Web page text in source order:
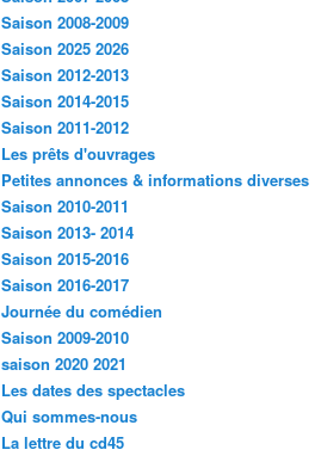
Saison 2008-2009
Saison 2025 2026
Saison 2012-2013
Saison 2014-2015
Saison 2011-2012
Les prêts d'ouvrages
Petites annonces & informations diverses
Saison 2010-2011
Saison 2013- 2014
Saison 2015-2016
Saison 2016-2017
Journée du comédien
Saison 2009-2010
saison 2020 2021
Les dates des spectacles
Qui sommes-nous
La lettre du cd45